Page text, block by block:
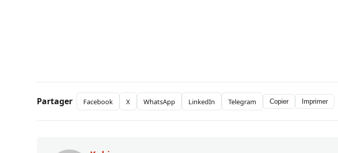
Partager Facebook X WhatsApp LinkedIn Telegram Copier Imprimer